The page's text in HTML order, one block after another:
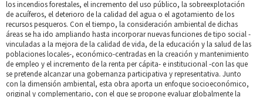
los incendios forestales, el incremento del uso público, la sobreexplotación
de acuíferos, el deterioro de la calidad del agua o el agotamiento de los
recursos pesqueros. Con el tiempo, la consideración ambiental de dichas
áreas se ha ido ampliando hasta incorporar nuevas funciones de tipo social -
vinculadas a la mejora de la calidad de vida, de la educación y la salud de las
poblaciones locales-, económico-centradas en la creación y mantenimiento
de empleo y el incremento de la renta per cápita- e institucional -con las que
se pretende alcanzar una gobernanza participativa y representativa. Junto
con la dimensión ambiental, esta obra aporta un enfoque socioeconómico,
original y complementario, con el que se propone evaluar globalmente la